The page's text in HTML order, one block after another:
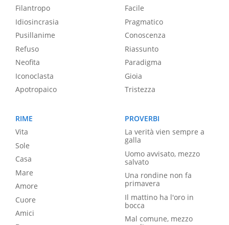
Filantropo
Idiosincrasia
Pusillanime
Refuso
Neofita
Iconoclasta
Apotropaico
Facile
Pragmatico
Conoscenza
Riassunto
Paradigma
Gioia
Tristezza
RIME
Vita
Sole
Casa
Mare
Amore
Cuore
Amici
PROVERBI
La verità vien sempre a
galla
Uomo avvisato, mezzo
salvato
Una rondine non fa
primavera
Il mattino ha l'oro in
bocca
Mal comune, mezzo